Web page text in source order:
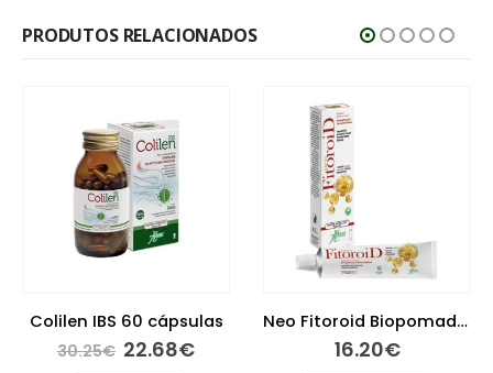
PRODUTOS RELACIONADOS
Colilen IBS 60 cápsulas
30.25€ O
22.68€O
Neo Fitoroid Biopomada Endoretal 40 ml
16.20€